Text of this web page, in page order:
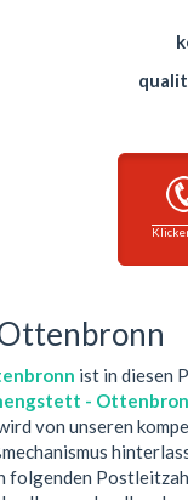
ist in diesen
-
von unseren
folgenden